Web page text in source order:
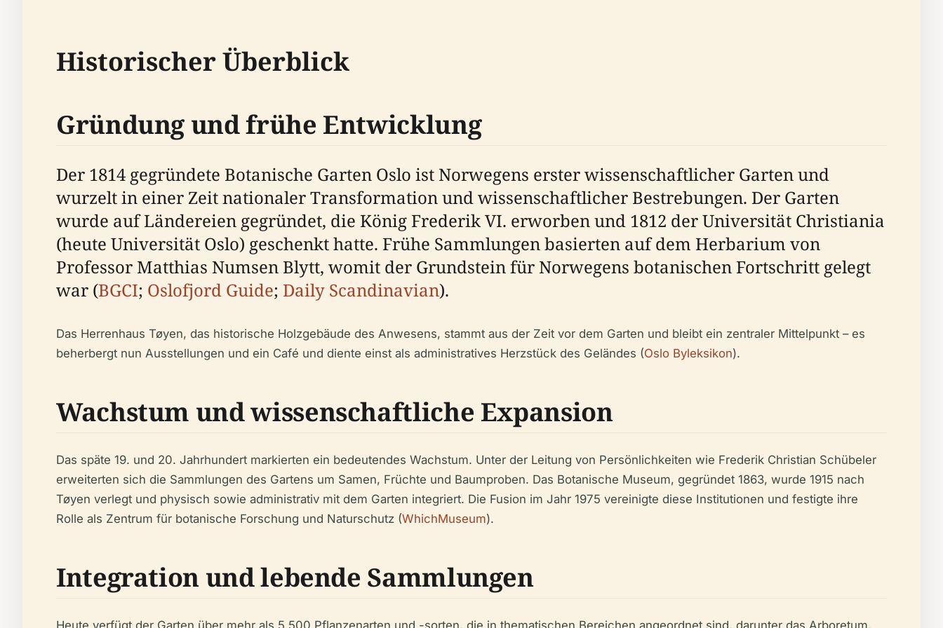
Historischer Überblick
Gründung und frühe Entwicklung
Der 1814 gegründete Botanische Garten Oslo ist Norwegens erster wissenschaftlicher Garten und
wurzelt in einer Zeit nationaler Transformation und wissenschaftlicher Bestrebungen. Der Garten
wurde auf Ländereien gegründet, die König Frederik VI. erworben und 1812 der Universität Christiania
(heute Universität Oslo) geschenkt hatte. Frühe Sammlungen basierten auf dem Herbarium von
Professor Matthias Numsen Blytt, womit der Grundstein für Norwegens botanischen Fortschritt gelegt
war (BGCI; Oslofjord Guide; Daily Scandinavian).
Das Herrenhaus Tøyen, das historische Holzgebäude des Anwesens, stammt aus der Zeit vor dem Garten und bleibt ein zentraler Mittelpunkt – es
beherbergt nun Ausstellungen und ein Café und diente einst als administratives Herzstück des Geländes (Oslo Byleksikon).
Wachstum und wissenschaftliche Expansion
Das späte 19. und 20. Jahrhundert markierten ein bedeutendes Wachstum. Unter der Leitung von Persönlichkeiten wie Frederik Christian Schübeler
erweiterten sich die Sammlungen des Gartens um Samen, Früchte und Baumproben. Das Botanische Museum, gegründet 1863, wurde 1915 nach
Tøyen verlegt und physisch sowie administrativ mit dem Garten integriert. Die Fusion im Jahr 1975 vereinigte diese Institutionen und festigte ihre
Rolle als Zentrum für botanische Forschung und Naturschutz (WhichMuseum).
Integration und lebende Sammlungen
Heute verfügt der Garten über mehr als 5.500 Pflanzenarten und -sorten, die in thematischen Bereichen angeordnet sind, darunter das Arboretum,